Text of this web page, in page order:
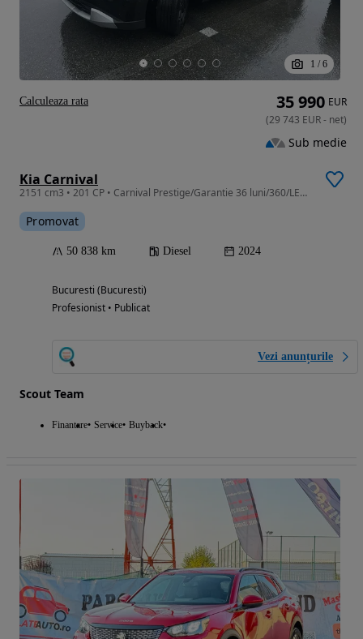
1 / 6
Kia Carnival
2151 cm3 • 201 CP • Carnival Prestige/Garantie 36 luni/360/LED/Piele/TVA
Promovat
50 838 km Diesel 2024
Bucuresti (Bucuresti)
Profesionist • Publicat
Vezi anunțurile
Scout Team
Finantare Service Buyback
35 990 EUR
(29 743 EUR- net)
Sub medie
Calculeaza rata